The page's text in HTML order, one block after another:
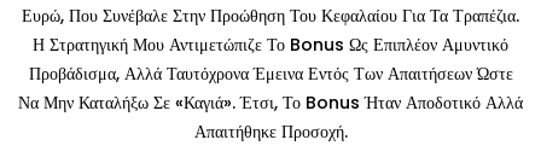
Ευρώ, Που Συνέβαλε Στην Προώθηση Του Κεφαλαίου Για Τα Τραπέζια.
Η Στρατηγική Μου Αντιμετώπιζε Το Bonus Ως Επιπλέον Αμυντικό
Προβάδισμα, Αλλά Ταυτόχρονα Έμεινα Εντός Των Απαιτήσεων Ώστε
Να Μην Καταλήξω Σε «καγιά». Έτσι, Το Bonus Ήταν Αποδοτικό Αλλά
Απαιτήθηκε Προσοχή.